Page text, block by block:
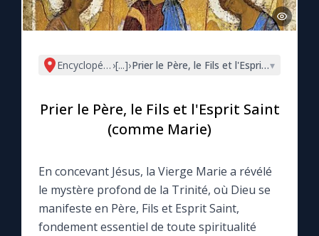
La chaîne Youtube
La newsletter
La vidéo de la semaine
Le compte Tiktok
Le magazine
Le site internet
Encyclopédie mariale
›[...]›Prier le Père, le Fils et l'Esprit Saint
▾
Prier le Père, le Fils et l'Esprit Saint
(comme Marie)
En concevant Jésus, la Vierge Marie a révélé
le mystère profond de la Trinité, où Dieu se
manifeste en Père, Fils et Esprit Saint,
fondement essentiel de toute spiritualité